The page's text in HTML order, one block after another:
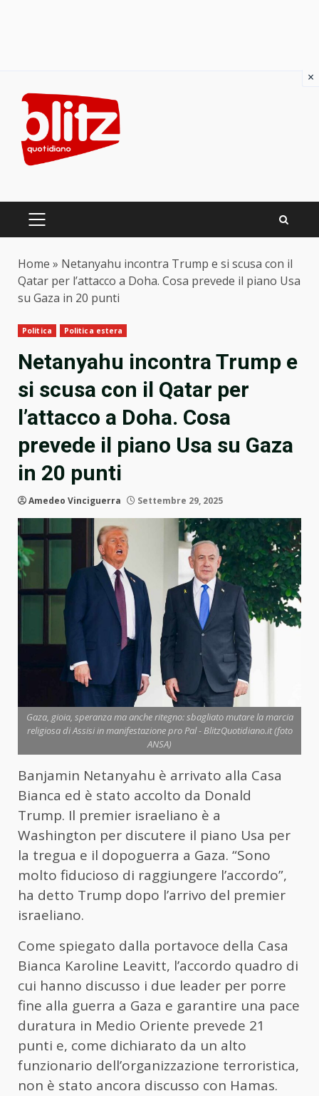
content
PRIMARY
Home » Netanyahu incontra Trump e si scusa con il
Qatar per l’attacco a Doha. Cosa prevede il piano Usa
su Gaza in 20 punti
Politica Politica estera
Netanyahu incontra Trump e
si scusa con il Qatar per
l’attacco a Doha. Cosa
prevede il piano Usa su Gaza
in 20 punti
Amedeo Vinciguerra Settembre 29, 2025
Gaza, gioia, speranza ma anche ritegno: sbagliato mutare la marcia
religiosa di Assisi in manifestazione pro Pal - BlitzQuotidiano.it (foto
ANSA)
Banjamin Netanyahu è arrivato alla Casa
Bianca ed è stato accolto da Donald
Trump. Il premier israeliano è a
Washington per discutere il piano Usa per
la tregua e il dopoguerra a Gaza. “Sono
molto fiducioso di raggiungere l’accordo”,
ha detto Trump dopo l’arrivo del premier
israeliano.
Come spiegato dalla portavoce della Casa
Bianca Karoline Leavitt, l’accordo quadro di
cui hanno discusso i due leader per porre
fine alla guerra a Gaza e garantire una pace
duratura in Medio Oriente prevede 21
punti e, come dichiarato da un alto
funzionario dell’organizzazione terroristica,
non è stato ancora discusso con Hamas.
×